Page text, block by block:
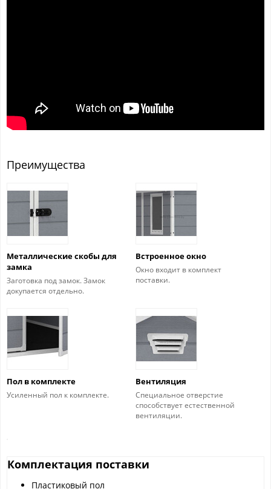
Преимущества
Металлические скобы для
замка
Заготовка под замок. Замок
докупается отдельно.
Встроенное окно
Окно входит в комплект
поставки.
Пол в комплекте
Усиленный пол к комплекте.
Вентиляция
Специальное отверстие
способствует естественной
вентиляции.
Комплектация поставки
Пластиковый пол